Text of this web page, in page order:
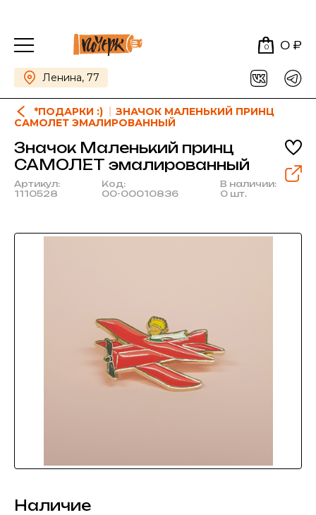
0 0 ₽
Ленина, 77
*ПОДАРКИ :)
ЗНАЧОК МАЛЕНЬКИЙ ПРИНЦ
САМОЛЕТ ЭМАЛИРОВАННЫЙ
Значок Маленький принц
САМОЛЕТ эмалированный
Артикул:
1110528
Код:
00-00010836
В наличии:
0 шт.
Наличие